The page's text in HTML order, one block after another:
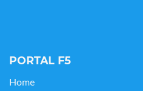
PORTAL F5
Home